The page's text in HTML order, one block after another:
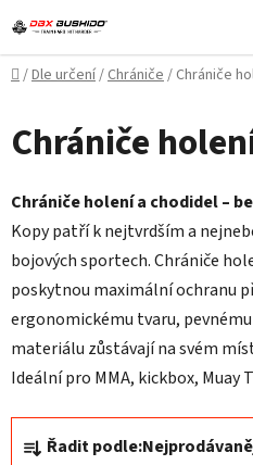
na
obsah
Domů
/Dle určení/Chrániče/ Chrániče
Chrániče
Chrániče holení a chodidel –
Kopy patří k nejtvrdším a
bojových sportech. Chrániče
poskytnou maximální ochranu
ergonomickému tvaru,
materiálu zůstávají na svém
Ideální pro MMA, kickbox,
Ř Řadit podle: